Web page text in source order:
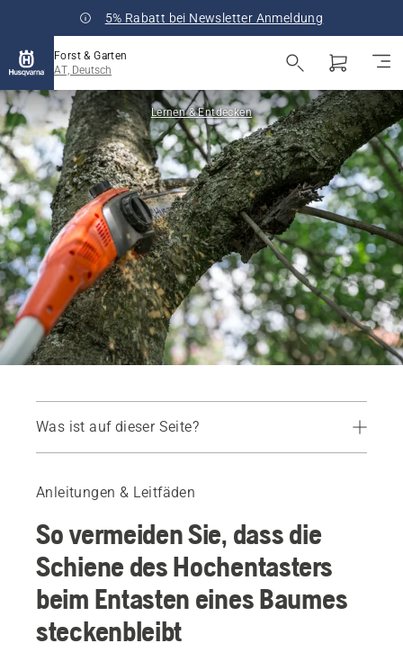
5% Rabatt bei Newsletter Anmeldung
Forst & Garten
AT, Deutsch
Lernen & Entdecken
Was ist auf dieser Seite?
Anleitungen & Leitfäden
So vermeiden Sie, dass die
Schiene des Hochentasters
beim Entasten eines Baumes
steckenbleibt